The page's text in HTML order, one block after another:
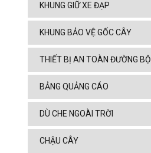
KHUNG GIỮ XE ĐẠP
KHUNG BẢO VỆ GỐC CÂY
THIẾT BỊ AN TOÀN ĐƯỜNG BỘ
BẢNG QUẢNG CÁO
DÙ CHE NGOÀI TRỜI
CHẬU CÂY